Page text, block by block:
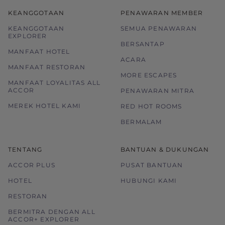
KEANGGOTAAN
KEANGGOTAAN
EXPLORER
MANFAAT HOTEL
MANFAAT RESTORAN
MANFAAT LOYALITAS ALL
ACCOR
MEREK HOTEL KAMI
PENAWARAN MEMBER
SEMUA PENAWARAN
BERSANTAP
ACARA
MORE ESCAPES
PENAWARAN MITRA
RED HOT ROOMS
BERMALAM
TENTANG
ACCOR PLUS
HOTEL
RESTORAN
BERMITRA DENGAN ALL
ACCOR+ EXPLORER
BANTUAN & DUKUNGAN
PUSAT BANTUAN
HUBUNGI KAMI